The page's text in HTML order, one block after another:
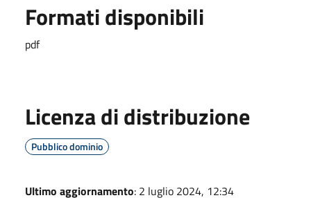
Formati disponibili
pdf
Licenza di distribuzione
Pubblico dominio
Ultimo aggiornamento: 2 luglio 2024, 12:34